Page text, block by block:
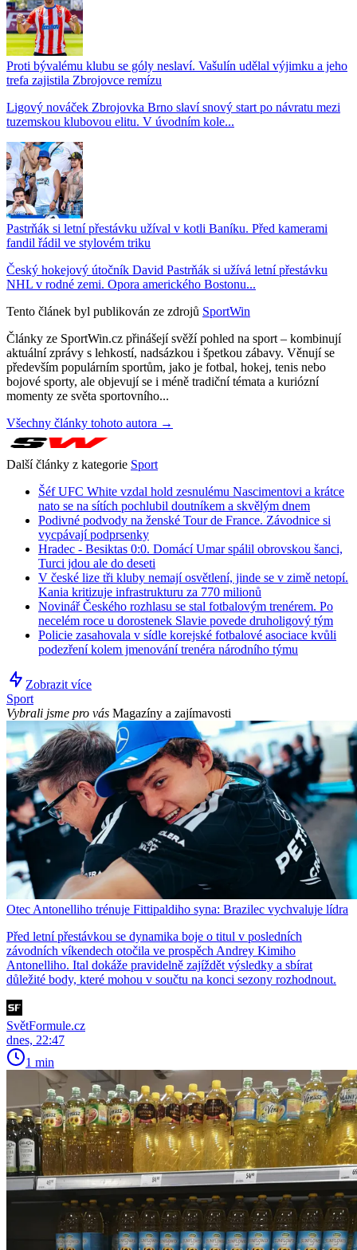
Proti bývalému klubu se góly neslaví. Vašulín udělal výjimku a jeho
trefa zajistila Zbrojovce remízu
Ligový nováček Zbrojovka Brno slaví snový start po návratu mezi
tuzemskou klubovou elitu. V úvodním kole...
Pastrňák si letní přestávku užíval v kotli Baníku. Před kamerami
fandil řádil ve stylovém triku
Český hokejový útočník David Pastrňák si užívá letní přestávku
NHL v rodné zemi. Opora amerického Bostonu...
Tento článek byl publikován ze zdrojů SportWin
Články ze SportWin.cz přinášejí svěží pohled na sport – kombinují
aktuální zprávy s lehkostí, nadsázkou i špetkou zábavy. Věnují se
především populárním sportům, jako je fotbal, hokej, tenis nebo
bojové sporty, ale objevují se i méně tradiční témata a kuriózní
momenty ze světa sportovního...
Všechny články tohoto autora →
Další články z kategorie Sport
Šéf UFC White vzdal hold zesnulému Nascimentovi a krátce
nato se na sítích pochlubil doutníkem a skvělým dnem
Podivné podvody na ženské Tour de France. Závodnice si
vycpávají podprsenky
Hradec - Besiktas 0:0. Domácí Umar spálil obrovskou šanci,
Turci jdou ale do deseti
V české lize tři kluby nemají osvětlení, jinde se v zimě netopí.
Kania kritizuje infrastrukturu za 770 milionů
Novinář Českého rozhlasu se stal fotbalovým trenérem. Po
necelém roce u dorostenek Slavie povede druholigový tým
Policie zasahovala v sídle korejské fotbalové asociace kvůli
podezření kolem jmenování trenéra národního týmu
Zobrazit více
Sport
Vybrali jsme pro vás Magazíny a zajímavosti
Otec Antonelliho trénuje Fittipaldiho syna: Brazilec vychvaluje lídra
Před letní přestávkou se dynamika boje o titul v posledních
závodních víkendech otočila ve prospěch Andrey Kimiho
Antonelliho. Ital dokáže pravidelně zajíždět výsledky a sbírat
důležité body, které mohou v součtu na konci sezony rozhodnout.
SvětFormule.cz
dnes, 22:47
1 min